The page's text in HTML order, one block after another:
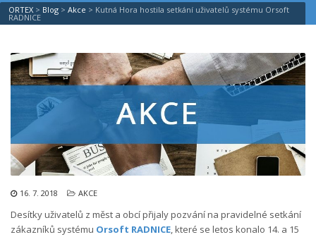
ORTEX > Blog > Akce > Kutná Hora hostila setkání uživatelů systému Orsoft
RADNICE
16. 7. 2018 AKCE
Desítky uživatelů z měst a obcí přijaly pozvání na pravidelné setkání
zákazníků systému Orsoft RADNICE, které se letos konalo 14. a 15